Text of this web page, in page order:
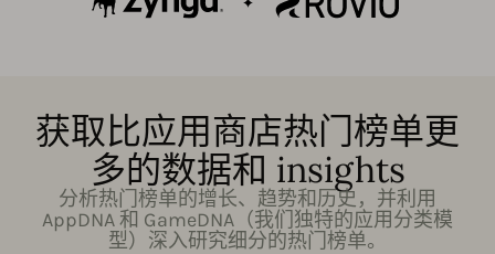
获取比应用商店热门榜单更
多的数据和 insights
分析热门榜单的增长、趋势和历史，并利用
AppDNA 和 GameDNA（我们独特的应用分类模
型）深入研究细分的热门榜单。